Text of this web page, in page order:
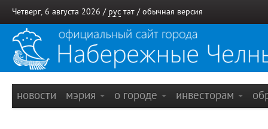
Четверг, 6 августа 2026 / рус тат / обычная версия
новости мэрия о городе инвесторам